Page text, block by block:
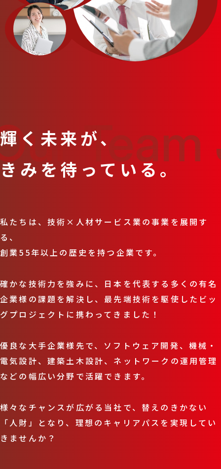
輝く未来が、
きみを待っている。
私たちは、技術×人材サービス業の事業を展開す
る、
創業55年以上の歴史を持つ企業です。
確かな技術力を強みに、日本を代表する多くの有名
企業様の課題を解決し、最先端技術を駆使したビッ
グプロジェクトに携わってきました！
優良な大手企業様先で、ソフトウェア開発、機械・
電気設計、建築土木設計、ネットワークの運用管理
などの幅広い分野で活躍できます。
様々なチャンスが広がる当社で、替えのきかない
「人財」となり、理想のキャリアパスを実現してい
きませんか？
Team